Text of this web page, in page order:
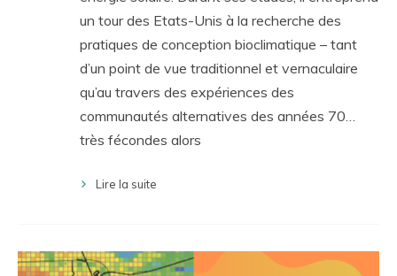
un tour des Etats-Unis à la recherche des
pratiques de conception bioclimatique – tant
d’un point de vue traditionnel et vernaculaire
qu’au travers des expériences des
communautés alternatives des années 70…
très fécondes alors
Lire la suite